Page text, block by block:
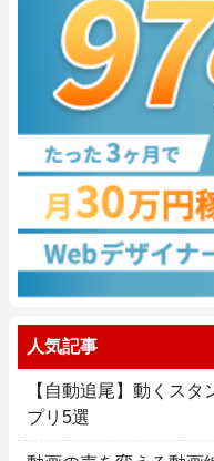
人気記事
【自動追尾】動くス
プリ5選